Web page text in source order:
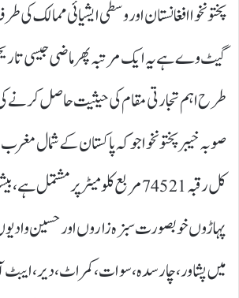
پختونخوا افغانستان اور وسطی ایشیائی ممالک
گیٹ وے ہے یہ ایک مرتبہ پھر ماضی جیسی
طرح اہم تجارتی مقام کی حیثیت حاصل
صوبہ خیبر پختونخواجوکہ پاکستان کے شمال
کل رقبہ74521مربع کلو میٹر پر
پہاڑوں خوبصورت سبزہ زاروں اورحسین
میں پشاور، چارسدہ،سوات،کمراٹ، دیر ، ایبٹ